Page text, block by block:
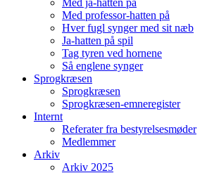
Med professor-hatten på
Hver fugl synger med sit næb
Ja-hatten på spil
Tag tyren ved hornene
Så englene synger
Sprogkræsen
Sprogkræsen
Sprogkræsen-emneregister
Internt
Referater fra bestyrelsesmøder
Medlemmer
Arkiv
Arkiv 2025